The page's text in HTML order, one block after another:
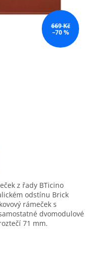
669 Kč
–70 %
z řady BTicino
odstínu Brick
rámeček s
dvomodulové
71 mm.